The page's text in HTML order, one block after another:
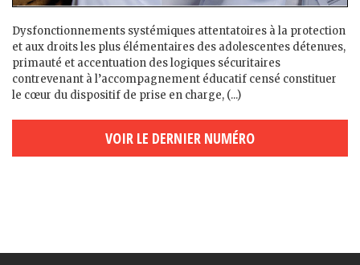
Dysfonctionnements systémiques attentatoires à la protection
et aux droits les plus élémentaires des adolescent·es détenu·es,
primauté et accentuation des logiques sécuritaires
contrevenant à l’accompagnement éducatif censé constituer
le cœur du dispositif de prise en charge, (...)
VOIR LE DERNIER NUMÉRO